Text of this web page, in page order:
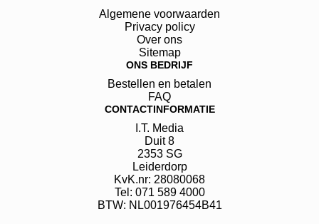
Algemene voorwaarden
Privacy policy
Over ons
Sitemap
ONS BEDRIJF
Bestellen en betalen
FAQ
CONTACTINFORMATIE
I.T. Media
Duit8
2353 SG
Leiderdorp
KvK.nr: 28080068
Tel: 071 589 4000
BTW: NL001976454B41